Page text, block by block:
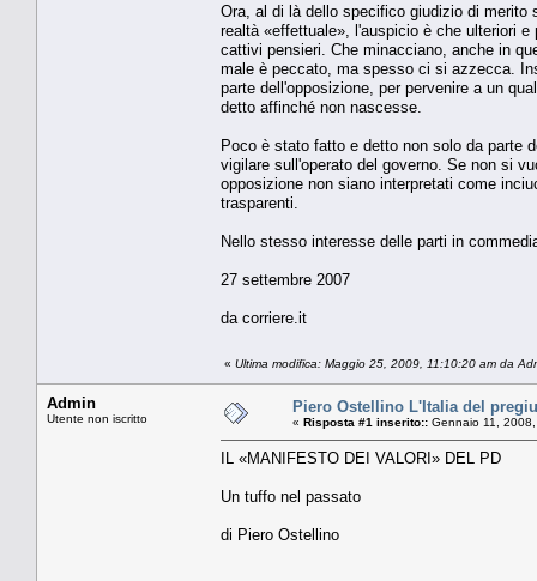
Ora, al di là dello specifico giudizio di
realtà «effettuale», l'auspicio è che ulteriori
cattivi pensieri. Che minacciano, anche in
male è peccato, ma spesso ci si azzecca.
parte dell'opposizione, per pervenire a un
detto affinché non nascesse.
Poco è stato fatto e detto non solo da parte
vigilare sull'operato del governo. Se non si
opposizione non siano interpretati come
trasparenti.
Nello stesso interesse delle parti in
27 settembre 2007
da corriere.it
« Ultima modifica: Maggio 25, 2009, 11:10:20 am da
Admin
Utente non iscritto
Piero Ostellino L'Italia del
« Risposta #1 inserito:: Gennaio 11,
IL «MANIFESTO DEI VALORI» DEL PD
Un tuffo nel passato
di Piero Ostellino